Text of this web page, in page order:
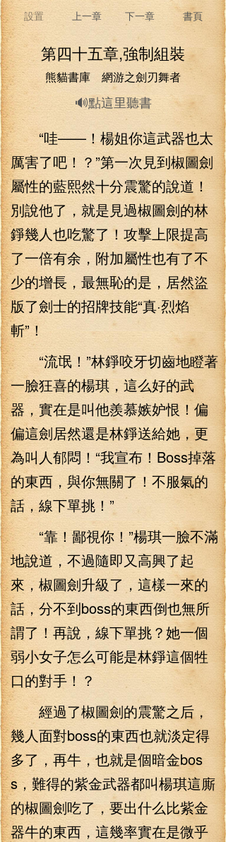
設置 上一章 下一章 書頁
第四十五章,強制組裝
熊貓書庫 網游之劍刃舞者
🔊點這里聽書
“哇——！楊姐你這武器也太
厲害了吧！？”第一次見到椒圖劍
屬性的藍熙然十分震驚的說道！
別說他了，就是見過椒圖劍的林
錚幾人也吃驚了！攻擊上限提高
了一倍有余，附加屬性也有了不
少的增長，最無恥的是，居然盜
版了劍士的招牌技能“真·烈焰
斬”！
“流氓！”林錚咬牙切齒地瞪著
一臉狂喜的楊琪，這么好的武
器，實在是叫他羨慕嫉妒恨！偏
偏這劍居然還是林錚送給她，更
為叫人郁悶！“我宣布！Boss掉落
的東西，與你無關了！不服氣的
話，線下單挑！”
“靠！鄙視你！”楊琪一臉不滿
地說道，不過隨即又高興了起
來，椒圖劍升級了，這樣一來的
話，分不到boss的東西倒也無所
謂了！再說，線下單挑？她一個
弱小女子怎么可能是林錚這個牲
口的對手！？
經過了椒圖劍的震驚之后，
幾人面對boss的東西也就淡定得
多了，再牛，也就是個暗金bos
s，難得的紫金武器都叫楊琪這廝
的椒圖劍吃了，要出什么比紫金
器牛的東西，這幾率實在是微乎